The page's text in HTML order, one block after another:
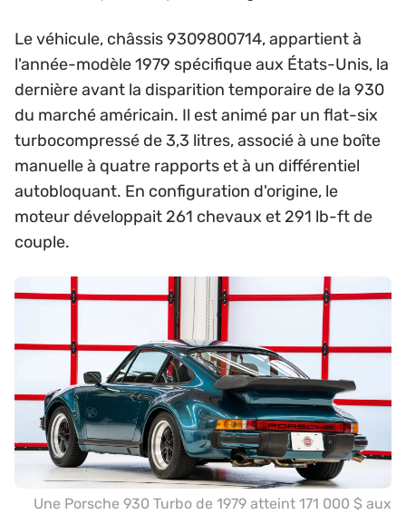
Le véhicule, châssis 9309800714, appartient à
l'année-modèle 1979 spécifique aux États-Unis, la
dernière avant la disparition temporaire de la 930
du marché américain. Il est animé par un flat-six
turbocompressé de 3,3 litres, associé à une boîte
manuelle à quatre rapports et à un différentiel
autobloquant. En configuration d'origine, le
moteur développait 261 chevaux et 291 lb-ft de
couple.
Une Porsche 930 Turbo de 1979 atteint 171 000 $ aux